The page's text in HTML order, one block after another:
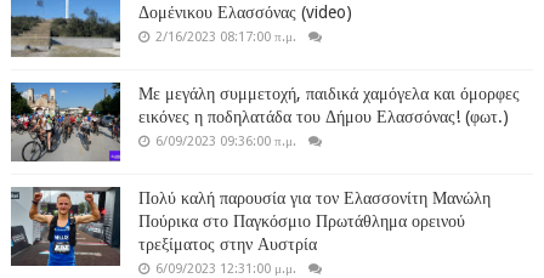
Δομένικου Ελασσόνας (video)
2/16/2023 08:17:00 π.μ.
Με μεγάλη συμμετοχή, παιδικά χαμόγελα και όμορφες
εικόνες η ποδηλατάδα του Δήμου Ελασσόνας! (φωτ.)
6/09/2023 09:36:00 π.μ.
Πολύ καλή παρουσία για τον Ελασσονίτη Μανώλη
Πούρικα στο Παγκόσμιο Πρωτάθλημα ορεινού
τρεξίματος στην Αυστρία
6/09/2023 12:31:00 μ.μ.